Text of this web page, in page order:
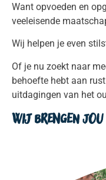
Want opvoeden en
veeleisende
Wij helpen je even
Of je nu zoekt naar
behoefte hebt aan
uitdagingen van het
Wij brengen jou